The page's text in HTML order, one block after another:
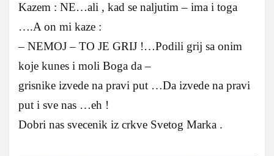
Kazem : NE…ali , kad se naljutim – ima i toga
….A on mi kaze :
– NEMOJ – TO JE GRIJ !…Podili grij sa onim
koje kunes i moli Boga da –
grisnike izvede na pravi put …Da izvede na pravi
put i sve nas …eh !
Dobri nas svecenik iz crkve Svetog Marka .